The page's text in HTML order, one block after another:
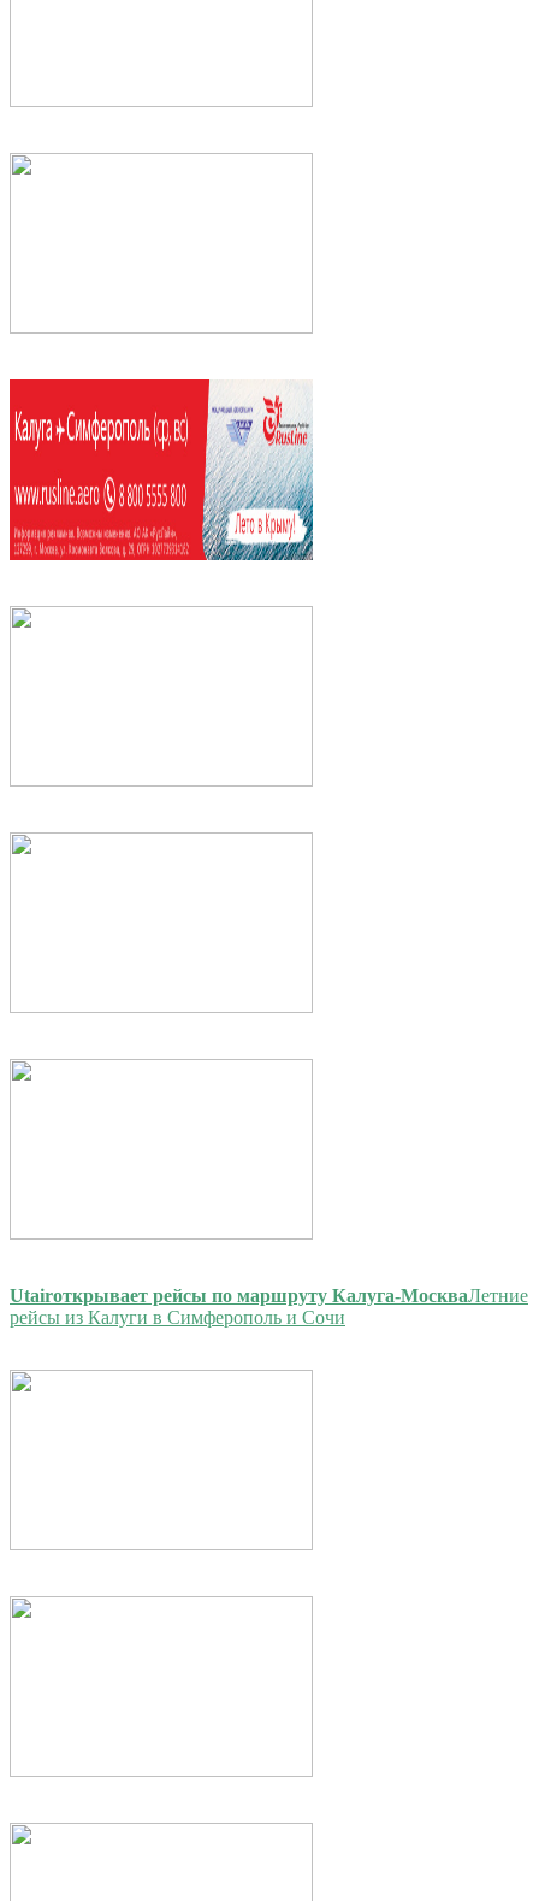
Utairоткрывает рейсы по маршруту Калуга-МоскваЛетние
рейсы из Калуги в Симферополь и Сочи